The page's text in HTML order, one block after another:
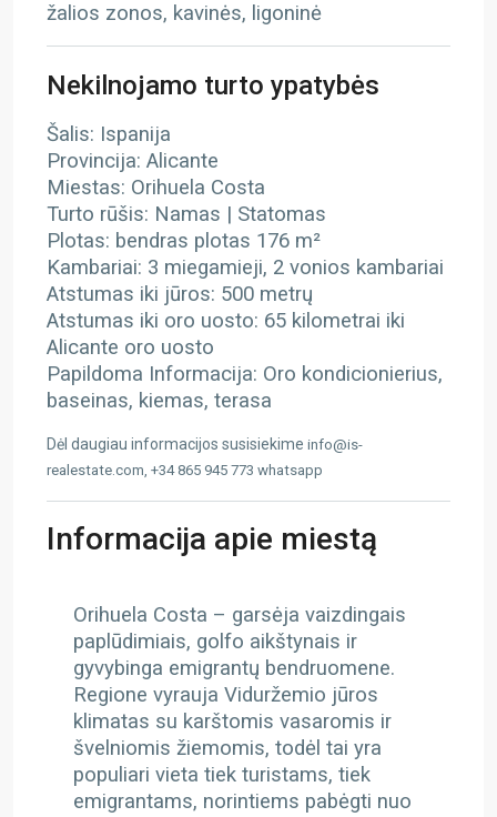
žalios zonos, kavinės, ligoninė
Nekilnojamo turto ypatybės
Šalis: Ispanija
Provincija: Alicante
Miestas: Orihuela Costa
Turto rūšis: Namas | Statomas
Plotas: bendras plotas 176 m²
Kambariai: 3 miegamieji, 2 vonios kambariai
Atstumas iki jūros: 500 metrų
Atstumas iki oro uosto: 65 kilometrai iki
Alicante oro uosto
Papildoma Informacija: Oro kondicionierius,
baseinas, kiemas, terasa
Dėl daugiau informacijos susisiekime info@is-
realestate.com, +34 865 945 773 whatsapp
Informacija apie miestą
Orihuela Costa – garsėja vaizdingais
paplūdimiais, golfo aikštynais ir
gyvybinga emigrantų bendruomene.
Regione vyrauja Viduržemio jūros
klimatas su karštomis vasaromis ir
švelniomis žiemomis, todėl tai yra
populiari vieta tiek turistams, tiek
emigrantams, norintiems pabėgti nuo